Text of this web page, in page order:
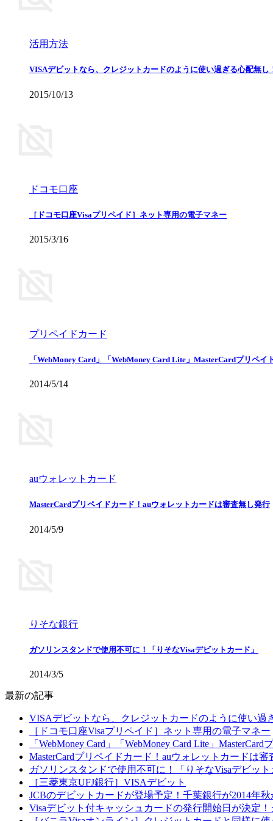
活用方法
VISAデビットなら、クレジットカードのように使い過ぎる心配無
2015/10/13
ドコモ口座
［ドコモ口座Visaプリペイド］ネット専用の電子マネー
2015/3/16
プリペイドカード
「WebMoney Card」「WebMoney Card Lite」MasterCardプリペイ
2014/5/14
auウォレットカード
MasterCardプリペイドカード！auウォレットカードは審査無し発行
2014/5/9
りそな銀行
ガソリンスタンドで使用不可に！「りそなVisaデビットカード」
2014/3/5
最新の記事
VISAデビットなら、クレジットカードのように使い過
［ドコモ口座Visaプリペイド］ネット専用の電子マネー
「WebMoney Card」「WebMoney Card Lite」MasterCard
MasterCardプリペイドカード！auウォレットカードは審
ガソリンスタンドで使用不可に！「りそなVisaデビット
［三菱東京UFJ銀行］VISAデビット
JCBのデビットカードが登場予定！千葉銀行が2014年秋
Visaデビット付キャッシュカードの発行開始日が決定